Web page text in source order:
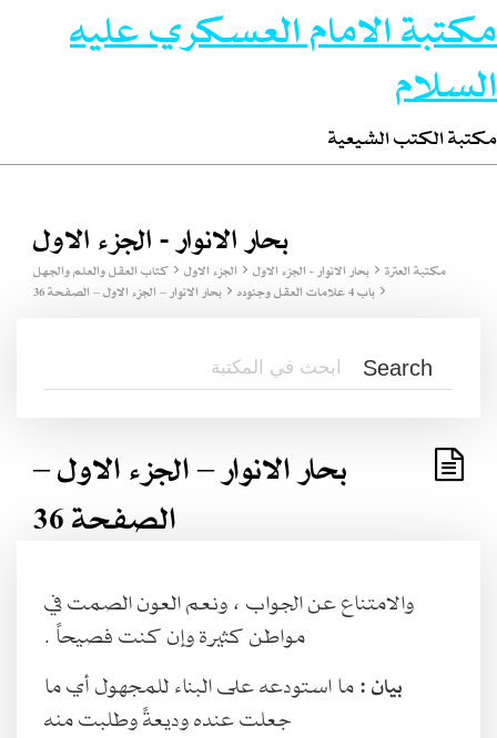
مكتبة الامام العسكري عليه
السلام
مكتبة الكتب الشيعية
بحار الانوار - الجزء الاول
مكتبة العترة بحار الانوار - الجزء الاول الجزء الاول
كتاب العقل والعلم والجهل
باب 4 علامات العقل وجنوده
بحار الانوار – الجزء الاول – الصفحة 36
بحار الانوار – الجزء الاول –
الصفحة 36
والامتناع عن الجواب ، ونعم العون الصمت في
مواطن كثيرة وإن كنت فصيحاً .
بيان :ما استودعه على البناء للمجهول أي ما
جعلت عنده وديعةً وطلبت منه